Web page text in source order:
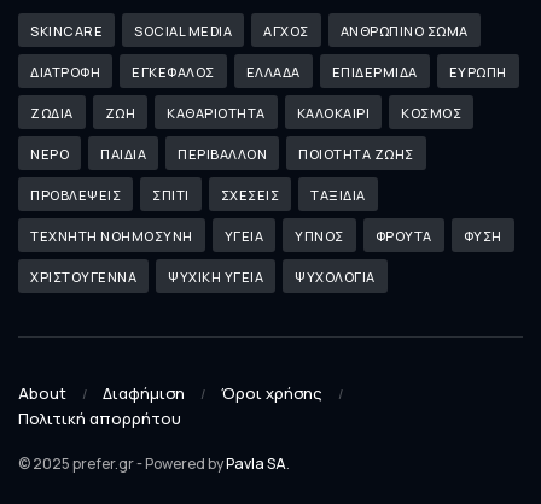
SKINCARE SOCIAL MEDIA ΑΓΧΟΣ ΑΝΘΡΩΠΙΝΟ ΣΩΜΑ
ΔΙΑΤΡΟΦΗ ΕΓΚΕΦΑΛΟΣ ΕΛΛΑΔΑ ΕΠΙΔΕΡΜΙΔΑ ΕΥΡΩΠΗ
ΖΩΔΙΑ ΖΩΗ ΚΑΘΑΡΙΟΤΗΤΑ ΚΑΛΟΚΑΙΡΙ ΚΟΣΜΟΣ
ΝΕΡΟ ΠΑΙΔΙΑ ΠΕΡΙΒΑΛΛΟΝ ΠΟΙΟΤΗΤΑ ΖΩΗΣ
ΠΡΟΒΛΕΨΕΙΣ ΣΠΙΤΙ ΣΧΕΣΕΙΣ ΤΑΞΙΔΙΑ
ΤΕΧΝΗΤΗ ΝΟΗΜΟΣΥΝΗ ΥΓΕΙΑ ΥΠΝΟΣ ΦΡΟΥΤΑ ΦΥΣΗ
ΧΡΙΣΤΟΥΓΕΝΝΑ ΨΥΧΙΚΗ ΥΓΕΙΑ ΨΥΧΟΛΟΓΙΑ
About Διαφήμιση
Όροι χρήσης
Πολιτική απορρήτου
© 2025 prefer.gr - Powered byPavla SA.